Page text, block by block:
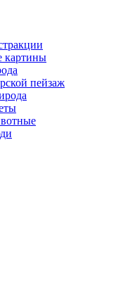
картины
пейзаж